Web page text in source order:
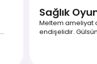
Sağlık
Meltem ameliyat
endişelidir.